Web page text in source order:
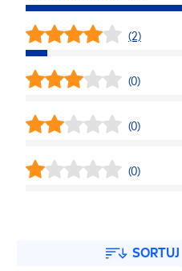
(2)
(0)
(0)
(0)
SORTUJ